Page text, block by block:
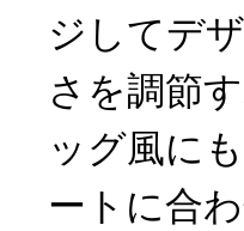
ジしてデ
さを調節
ッグ風に
ートに合